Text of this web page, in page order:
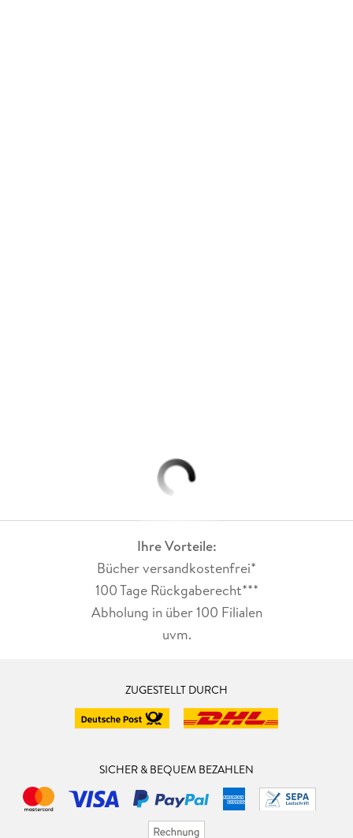
Ihre Vorteile:
Bücher versandkostenfrei*
100 Tage Rückgaberecht***
Abholung in über 100 Filialen
uvm.
ZUGESTELLT DURCH
SICHER & BEQUEM BEZAHLEN